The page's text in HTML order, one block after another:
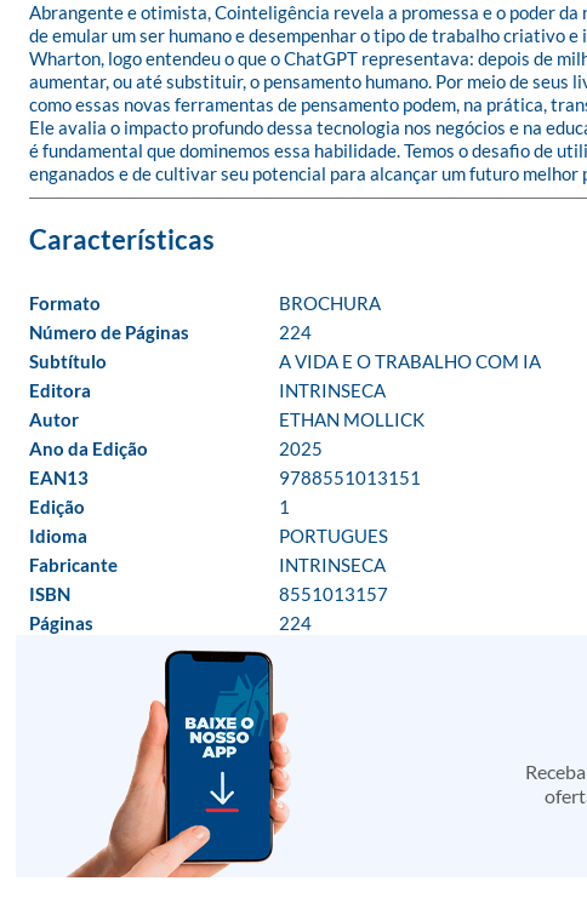
Abrangente e otimista, Cointeligência revela a promessa e o poder
de emular um ser humano e desempenhar o tipo de trabalho criativo
Wharton, logo entendeu o que o ChatGPT representava: depois de
aumentar, ou até substituir, o pensamento humano. Por meio de
como essas novas ferramentas de pensamento podem, na prática,
Ele avalia o impacto profundo dessa tecnologia nos negócios e na
é fundamental que dominemos essa habilidade. Temos o desafio de
enganados e de cultivar seu potencial para alcançar um futuro melhor
Formato
BROCHURA
Número de Páginas
224
Subtítulo
A VIDA E O TRABALHO COM IA
Editora
INTRINSECA
Autor
ETHAN MOLLICK
Ano da Edição
2025
EAN13
9788551013151
Edição
1
Idioma
PORTUGUES
Fabricante
INTRINSECA
ISBN
8551013157
Páginas
224